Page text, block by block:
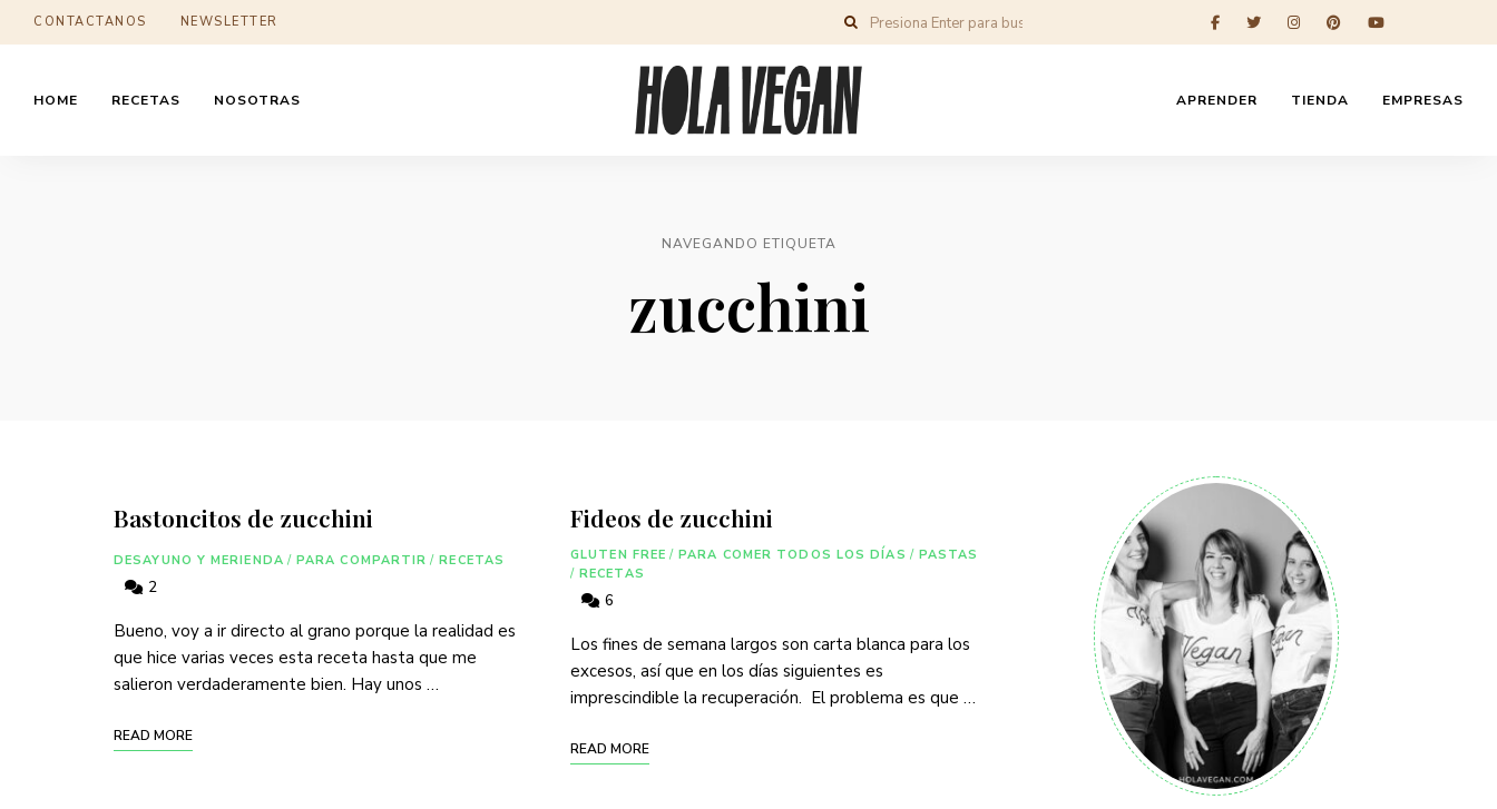
CONTACTANOS NEWSLETTER
HOME RECETAS NOSOTRAS APRENDER TIENDA EMPRESAS
NAVEGANDO ETIQUETA
zucchini
Bastoncitos de zucchini
DESAYUNO Y MERIENDA / PARA COMPARTIR / RECETAS
2
Bueno, voy a ir directo al grano porque la realidad es
que hice varias veces esta receta hasta que me
salieron verdaderamente bien. Hay unos …
READ MORE
Fideos de zucchini
GLUTEN FREE / PARA COMER TODOS LOS DÍAS / PASTAS
/ RECETAS
6
Los fines de semana largos son carta blanca para los
excesos, así que en los días siguientes es
imprescindible la recuperación. El problema es que …
READ MORE